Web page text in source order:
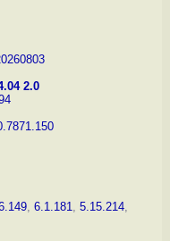
2.0
, 6.1.181, 5.15.214,